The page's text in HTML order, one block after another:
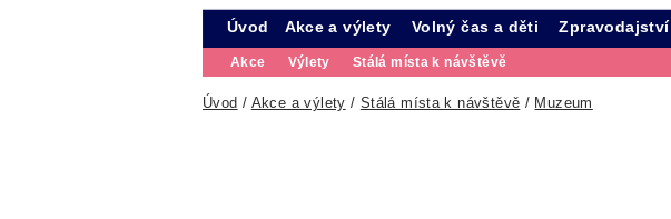
Úvod Akce a výlety
Akce Výlety Stálá místa k návštěvě
Volný čas a děti Zpravodajství
Úvod / Akce a výlety / Stálá místa k návštěvě / Muzeum